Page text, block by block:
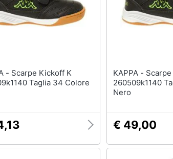
Orologi uomo
Orologi donna
K
Taglia 34 Colore
KAPPA - Scarpe Kickoff K
260509k1140
Nero
€ 49,00